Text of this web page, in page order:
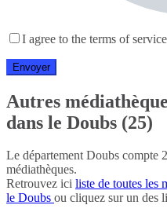
I agree to the terms of
Autres
dans le Doubs (25)
Le département Doubs compte
médiathèques.
Retrouvez ici liste de toutes les
le Doubs ou cliquez sur un des